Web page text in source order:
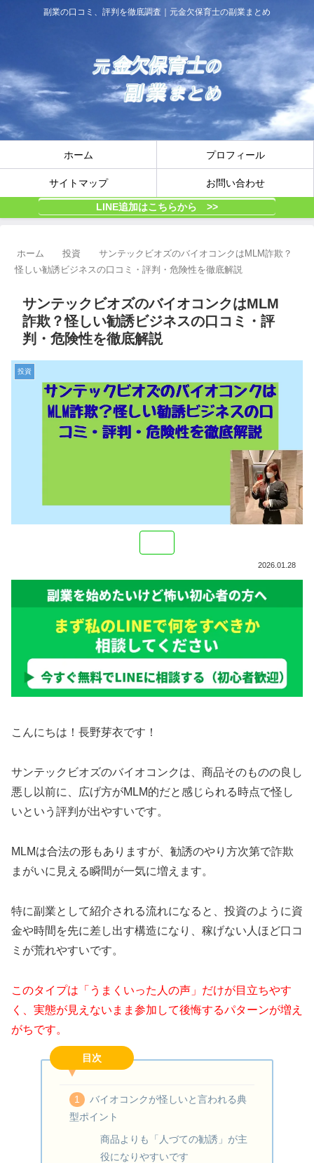
副業の口コミ、評判を徹底調査｜元金欠保育士の副業まとめ
ホーム プロフィール
サイトマップ お問い合わせ
LINE追加はこちらから >>
ホーム 投資
サンテックビオズのバイオコンクはMLM詐欺？
怪しい勧誘ビジネスの口コミ・評判・危険性を徹底解説
サンテックビオズのバイオコンクはMLM
詐欺？怪しい勧誘ビジネスの口コミ・評
判・危険性を徹底解説
投資
2026.01.28
こんにちは！長野芽衣です！
サンテックビオズのバイオコンクは、商品そのものの良し
悪し以前に、広げ方がMLM的だと感じられる時点で怪し
いという評判が出やすいです。
MLMは合法の形もありますが、勧誘のやり方次第で詐欺
まがいに見える瞬間が一気に増えます。
特に副業として紹介される流れになると、投資のように資
金や時間を先に差し出す構造になり、稼げない人ほど口コ
ミが荒れやすいです。
このタイプは「うまくいった人の声」だけが目立ちやす
く、実態が見えないまま参加して後悔するパターンが増え
がちです。
目次
バイオコンクが怪しいと言われる典
型ポイント
商品よりも「人づての勧誘」が主
役になりやすいです